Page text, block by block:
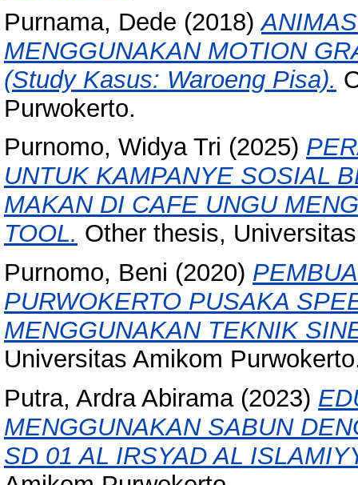
Purnama, Dede (2018)
MENGGUNAKAN MOTION
(Study Kasus: Waroeng Pisa).
Purwokerto.
Purnomo, Widya Tri (2025)
UNTUK KAMPANYE SOSIAL
MAKAN DI CAFE UNGU
TOOL. Other thesis,
Purnomo, Beni (2020)
PURWOKERTO PUSAKA
MENGGUNAKAN TEKNIK
Universitas Amikom
Putra, Ardra Abirama(2023)
MENGGUNAKAN SABUN
SD 01 AL IRSYAD AL